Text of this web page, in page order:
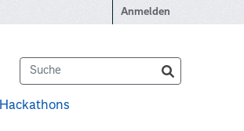
Anmelden
Hackathons